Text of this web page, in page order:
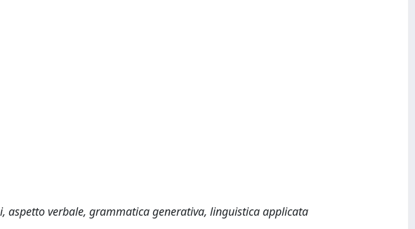
verbale, grammatica generativa, linguistica applicata